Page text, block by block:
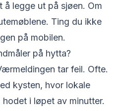
å legge ut på sjøen. Om
Ting du ikke
på mobilen.
på hytta?
tar feil. Ofte.
kysten, hvor lokale
i løpet av minutter.